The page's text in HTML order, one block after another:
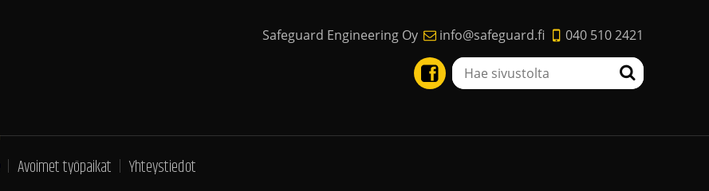
Safeguard Engineering Oy info@safeguard.fi 040 510 2421
Avoimet työpaikat Yhteystiedot